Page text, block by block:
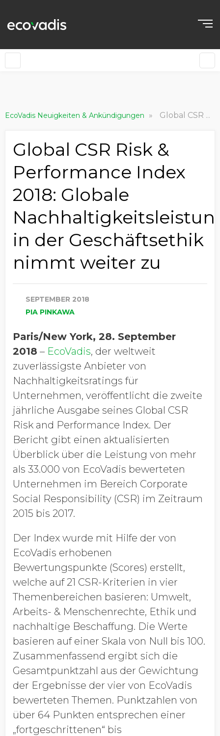
EcoVadis Neuigkeiten & Ankündigungen » Global CSR Risk & Performance Index 2018: Globale Nachhaltigkeitsleistung in der Geschäftsethik nimmt weiter zu
Global CSR Risk &
Performance Index
2018: Globale
in der Geschäftsethik
nimmt weiter zu
SEPTEMBER 2018
PIA PINKAWA
Paris/New York, 28. September
2018 – EcoVadis, der weltweit
zuverlässigste Anbieter von
Nachhaltigkeitsratings für
Unternehmen, veröffentlicht die zweite
jährliche Ausgabe seines Global CSR
Risk and Performance Index. Der
Bericht gibt einen aktualisierten
Überblick über die Leistung von mehr
als 33.000 von EcoVadis bewerteten
Unternehmen im Bereich Corporate
Social Responsibility (CSR) im Zeitraum
2015 bis 2017.
Der Index wurde mit Hilfe der von
EcoVadis erhobenen
Bewertungspunkte (Scores) erstellt,
welche auf 21 CSR-Kriterien in vier
Themenbereichen basieren: Umwelt,
Arbeits- & Menschenrechte, Ethik und
nachhaltige Beschaffung. Die Werte
basieren auf einer Skala von Null bis 100.
Zusammenfassend ergibt sich die
Gesamtpunktzahl aus der Gewichtung
der Ergebnisse der vier von EcoVadis
bewerteten Themen. Punktzahlen von
über 64 Punkten entsprechen einer
„fortgeschrittenen“ bis